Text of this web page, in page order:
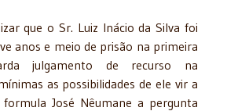
que o Sr. Luiz Inácio da Silva foi
anos e meio de prisão na primeira
julgamento de recurso na
as possibilidades de ele vir a
José Nêumane a pergunta